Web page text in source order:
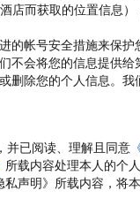
店而获取的位置信息）
的帐号安全措施来保护
不会将您的信息提供给
删除您的个人信息。我
并已阅读、理解且同意
所载内容处理本人的个人
私声明》所载内容，将